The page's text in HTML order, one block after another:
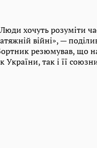
хочуть розуміти
війні», —
резюмував, що
України, так і її